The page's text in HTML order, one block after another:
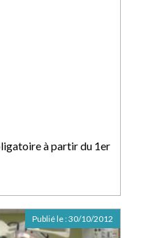
à partir du 1er
Publié le :30/10/2012